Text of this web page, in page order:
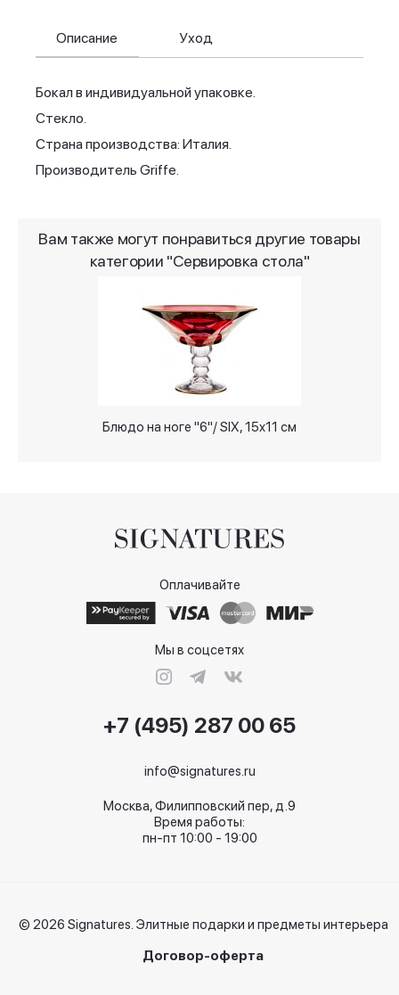
Описание
Бокал в индивидуальной упаковке.
Стекло.
Страна производства: Италия.
Производитель Griffe.
Уход
Вам также могут понравиться другие товары
категории "Сервировка стола"
Блюдо на ноге "6"/ SIX, 15x11 см
Оплачивайте
Мы в соцсетях
+7 (495) 287 00 65
info@signatures.ru
Москва, Филипповский пер, д.9
Время работы:
пн-пт 10:00 - 19:00
© 2026 Signatures. Элитные подарки и предметы интерьера
Договор-оферта